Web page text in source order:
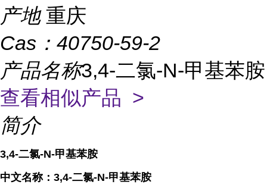
产地 重庆
Cas： 40750-59-2
产品名称3,4-二氯-N-甲基苯胺
查看相似产品 >
简介
3,4-二氯-N-甲基苯胺
中文名称：3,4-二氯-N-甲基苯胺